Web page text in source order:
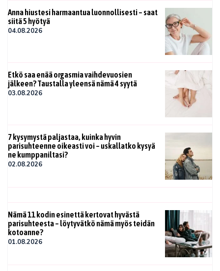
Anna hiustesi harmaantua luonnollisesti – saat
siitä 5 hyötyä
04.08.2026
Etkö saa enää orgasmia vaihdevuosien
jälkeen? Taustalla yleensä nämä 4 syytä
03.08.2026
7 kysymystä paljastaa, kuinka hyvin
parisuhteenne oikeasti voi – uskallatko kysyä
ne kumppaniltasi?
02.08.2026
Nämä 11 kodin esinettä kertovat hyvästä
parisuhteesta – löytyvätkö nämä myös teidän
kotoanne?
01.08.2026